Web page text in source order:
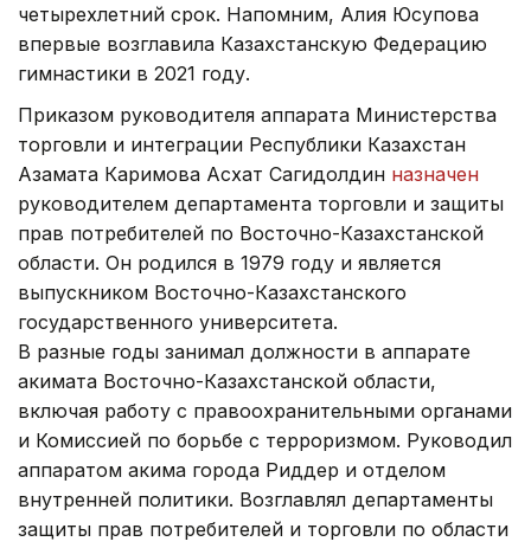
четырехлетний срок. Напомним, Алия Юсупова
впервые возглавила Казахстанскую Федерацию
гимнастики в 2021 году.
Приказом руководителя аппарата Министерства
торговли и интеграции Республики Казахстан
Азамата Каримова Асхат Сагидолдин назначен
руководителем департамента торговли и защиты
прав потребителей по Восточно-Казахстанской
области. Он родился в 1979 году и является
выпускником Восточно-Казахстанского
государственного университета.
В разные годы занимал должности в аппарате
акимата Восточно-Казахстанской области,
включая работу с правоохранительными органами
и Комиссией по борьбе с терроризмом. Руководил
аппаратом акима города Риддер и отделом
внутренней политики. Возглавлял департаменты
защиты прав потребителей и торговли по области